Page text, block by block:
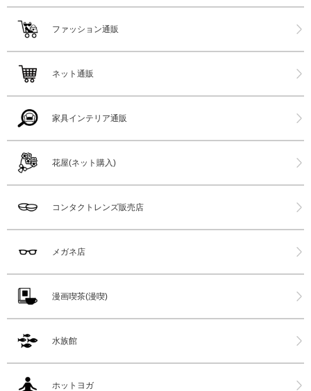
ファッション通販
ネット通販
家具インテリア通販
花屋(ネット購入)
コンタクトレンズ販売店
メガネ店
漫画喫茶(漫喫)
水族館
ホットヨガ